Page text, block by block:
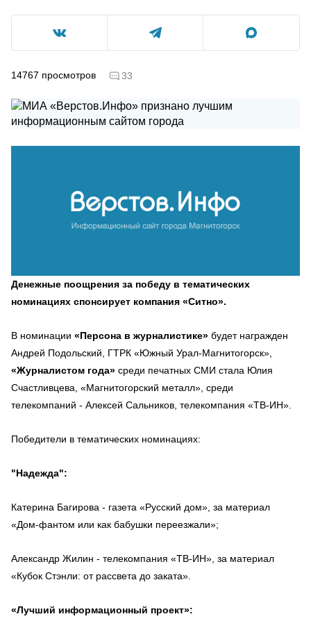
14767 просмотров 33
Денежные поощрения за победу в тематических
номинациях спонсирует компания «Ситно».
В номинации «Персона в журналистике» будет награжден
Андрей Подольский, ГТРК «Южный Урал-Магнитогорск»,
«Журналистом года» среди печатных СМИ стала Юлия
Счастливцева, «Магнитогорский металл», среди
телекомпаний - Алексей Сальников, телекомпания «ТВ-ИН».
Победители в тематических номинациях:
"Надежда":
Катерина Багирова - газета «Русский дом», за материал
«Дом-фантом или как бабушки переезжали»;
Александр Жилин - телекомпания «ТВ-ИН», за материал
«Кубок Стэнли: от рассвета до заката».
«Лучший информационный проект»: